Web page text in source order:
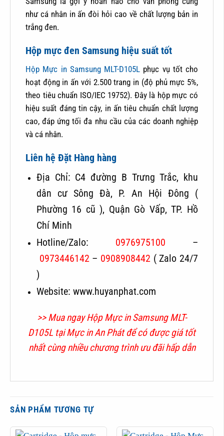
như cá nhân in ấn đòi hỏi cao về chất lượng bản in
trắng đen.
Hộp mực đen Samsung hiệu suất tốt
Hộp Mực in Samsung MLT-D105L phục vụ tốt cho
hoạt động in ấn với 2.500 trang in (độ phủ mực 5%,
theo tiêu chuẩn ISO/IEC 19752). Đây là hộp mực có
hiệu suất đáng tin cậy, in ấn tiêu chuẩn chất lượng
cao, đáp ứng tối đa nhu cầu của các doanh nghiệp
và cá nhân.
Liên hệ Đặt Hàng hàng
Địa Chỉ: C4 đường B Trưng Trắc, khu
dân cư Sông Đà, P. An Hội Đông (
Phường 16 cũ ), Quận Gò Vấp, TP. Hồ
Chí Minh
Hotline/Zalo: 0976975100 –
0973446142– 0908908442( Zalo 24/7
)
Website: www.huyanphat.com
>> Mua ngay Hộp Mực in SamsungMLT-
D105L tạiMực in An Phátđể có được giá tốt
nhất cùng nhiều chương trình ưu đãi hấp dẫn
SẢN PHẨM TƯƠNG TỰ